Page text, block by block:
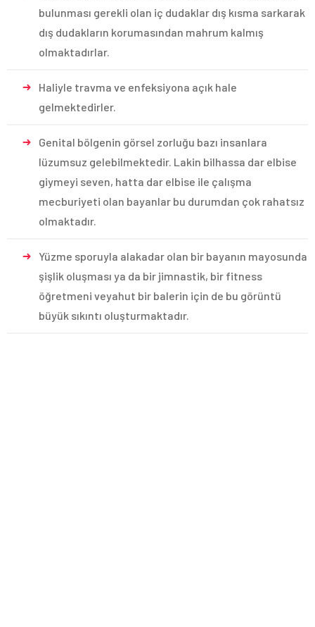
bulunması gerekli olan iç dudaklar dış kısma sarkarak
dış dudakların korumasından mahrum kalmış
olmaktadırlar.
Haliyle travma ve enfeksiyona açık hale
gelmektedirler.
Genital bölgenin görsel zorluğu bazı insanlara
lüzumsuz gelebilmektedir. Lakin bilhassa dar elbise
giymeyi seven, hatta dar elbise ile çalışma
mecburiyeti olan bayanlar bu durumdan çok rahatsız
olmaktadır.
Yüzme sporuyla alakadar olan bir bayanın mayosunda
şişlik oluşması ya da bir jimnastik, bir fitness
öğretmeni veyahut bir balerin için de bu görüntü
büyük sıkıntı oluşturmaktadır.